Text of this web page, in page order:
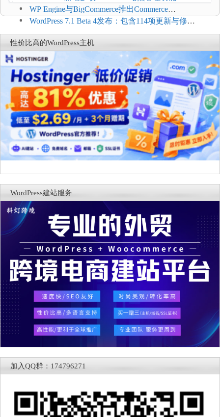
WP Engine与BigCommerce推出Commerce
Connect：WordPress商店可保留前台体验并扩展电
商能力
WordPress 7.1 Beta 4发布：包含114项更新与修
复，仅建议在测试环境体验
性价比高的WordPress主机
WordPress建站服务
加入QQ群：174796271